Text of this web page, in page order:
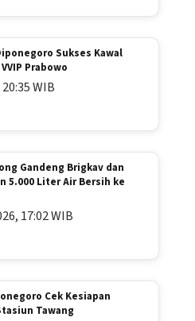
Sukses Kawal
Prabowo
WIB
Gandeng Brigkav dan
5.000 Liter Air Bersih ke
17:02 WIB
Cek Kesiapan
Tawang